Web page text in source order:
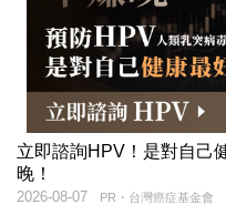
立即諮詢HPV！是對自己
晚！
PR・台灣癌症基金會
2026-08-07